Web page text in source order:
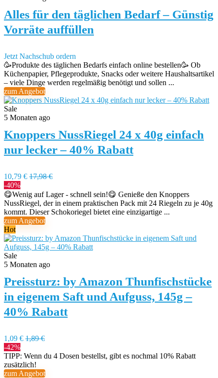
Alles für den täglichen Bedarf – Günstig
Vorräte auffüllen
Jetzt Nachschub ordern
🥳Produkte des täglichen Bedarfs einfach online bestellen🥳 Ob
Küchenpapier, Pflegeprodukte, Snacks oder weitere Haushaltsartikel
– viele Dinge werden regelmäßig benötigt und sollen ...
zum Angebot
Sale
5 Monaten ago
Knoppers NussRiegel 24 x 40g einfach
nur lecker – 40% Rabatt
10,79 € 17,98 €
-40%
😋Wenig auf Lager - schnell sein!😋 Genieße den Knoppers
NussRiegel, der in einem praktischen Pack mit 24 Riegeln zu je 40g
kommt. Dieser Schokoriegel bietet eine einzigartige ...
zum Angebot
Hot
Sale
5 Monaten ago
Preissturz: by Amazon Thunfischstücke
in eigenem Saft und Aufguss, 145g –
40% Rabatt
1,09 € 1,89 €
-42%
TIPP: Wenn du 4 Dosen bestellst, gibt es nochmal 10% Rabatt
zusätzlich!
zum Angebot